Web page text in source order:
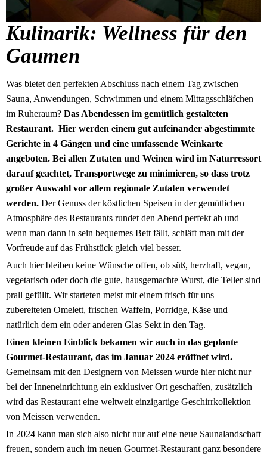
Kulinarik: Wellness für den
Gaumen
Was bietet den perfekten Abschluss nach einem Tag zwischen
Sauna, Anwendungen, Schwimmen und einem Mittagsschläfchen
im Ruheraum? Das Abendessen im gemütlich gestalteten
Restaurant. Hier werden einem gut aufeinander abgestimmte
Gerichte in 4 Gängen und eine umfassende Weinkarte
angeboten. Bei allen Zutaten und Weinen wird im Naturressort
darauf geachtet, Transportwege zu minimieren, so dass trotz
großer Auswahl vor allem regionale Zutaten verwendet
werden. Der Genuss der köstlichen Speisen in der gemütlichen
Atmosphäre des Restaurants rundet den Abend perfekt ab und
wenn man dann in sein bequemes Bett fällt, schläft man mit der
Vorfreude auf das Frühstück gleich viel besser.
Auch hier bleiben keine Wünsche offen, ob süß, herzhaft, vegan,
vegetarisch oder doch die gute, hausgemachte Wurst, die Teller sind
prall gefüllt. Wir starteten meist mit einem frisch für uns
zubereiteten Omelett, frischen Waffeln, Porridge, Käse und
natürlich dem ein oder anderen Glas Sekt in den Tag.
Einen kleinen Einblick bekamen wir auch in das geplante
Gourmet-Restaurant, das im Januar 2024 eröffnet wird.
Gemeinsam mit den Designern von Meissen wurde hier nicht nur
bei der Inneneinrichtung ein exklusiver Ort geschaffen, zusätzlich
wird das Restaurant eine weltweit einzigartige Geschirrkollektion
von Meissen verwenden.
In 2024 kann man sich also nicht nur auf eine neue Saunalandschaft
freuen, sondern auch im neuen Gourmet-Restaurant ganz besondere